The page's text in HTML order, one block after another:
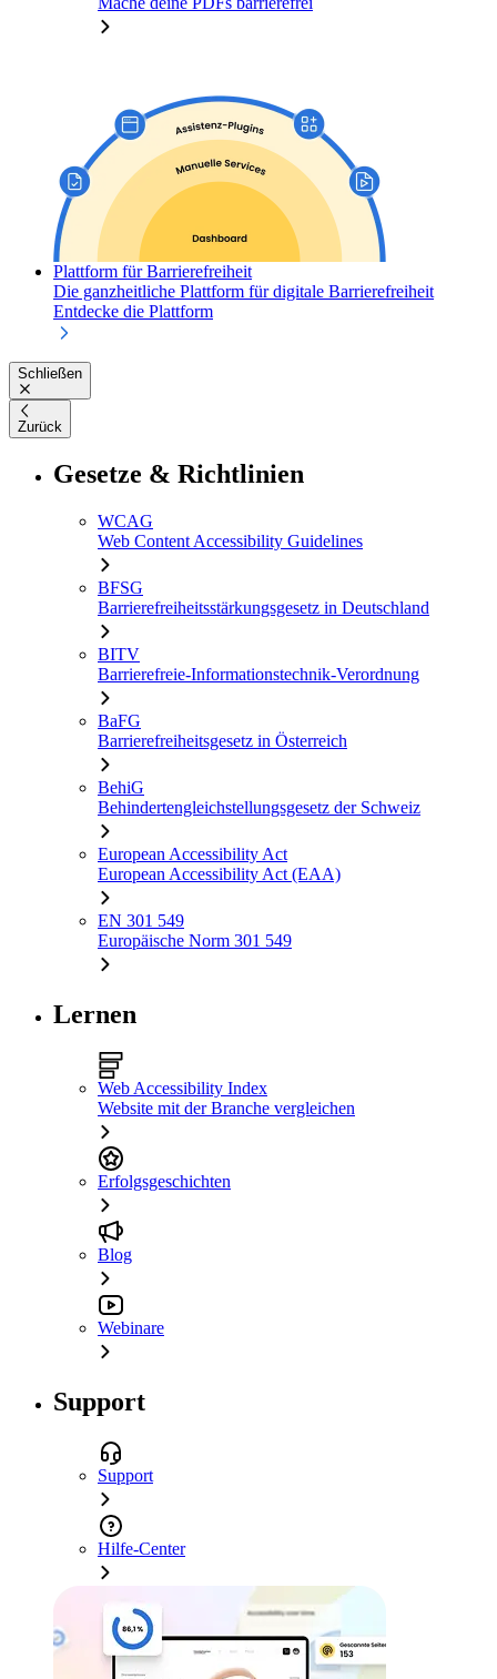
Plattform für Barrierefreiheit
Die ganzheitliche Plattform für digitale Barrierefreiheit
Entdecke die Plattform
Schließen
Zurück
Gesetze & Richtlinien
WCAG
Web Content Accessibility Guidelines
BFSG
Barrierefreiheitsstärkungsgesetz in Deutschland
BITV
Barrierefreie-Informationstechnik-Verordnung
BaFG
Barrierefreiheitsgesetz in Österreich
BehiG
Behindertengleichstellungsgesetz der Schweiz
European Accessibility Act
European Accessibility Act (EAA)
EN 301 549
Europäische Norm 301 549
Lernen
Web Accessibility Index
Website mit der Branche vergleichen
Erfolgsgeschichten
Blog
Webinare
Support
Support
Hilfe-Center